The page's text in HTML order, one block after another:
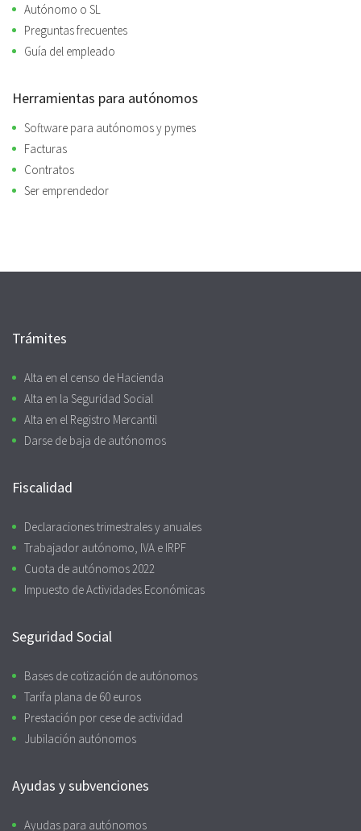
Autónomo o SL
Preguntas frecuentes
Guía del empleado
Herramientas para autónomos
Software para autónomos y pymes
Facturas
Contratos
Ser emprendedor
Trámites
Alta en el censo de Hacienda
Alta en la Seguridad Social
Alta en el Registro Mercantil
Darse de baja de autónomos
Fiscalidad
Declaraciones trimestrales y anuales
Trabajador autónomo, IVA e IRPF
Cuota de autónomos 2022
Impuesto de Actividades Económicas
Seguridad Social
Bases de cotización de autónomos
Tarifa plana de 60 euros
Prestación por cese de actividad
Jubilación autónomos
Ayudas y subvenciones
Ayudas para autónomos